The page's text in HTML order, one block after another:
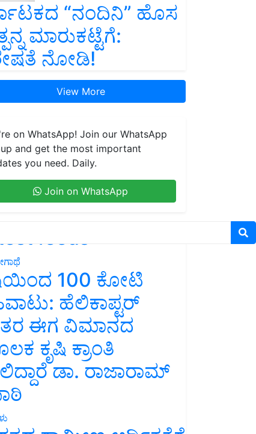
“ನಂದಿನಿ” ಹೊಸ
ಮಾರುಕಟ್ಟೆಗೆ:
ನೋಡಿ!
View More
on WhatsApp! Join our WhatsApp
and get the most important
you need. Daily.
Join on WhatsApp
feeds
100 ಕೋಟಿ
ಹೆಲಿಕಾಪ್ಟರ್
ಈಗ ವಿಮಾನದ
ಕೃಷಿ ಕ್ರಾಂತಿ
ಡಾ. ರಾಜಾರಾಮ್